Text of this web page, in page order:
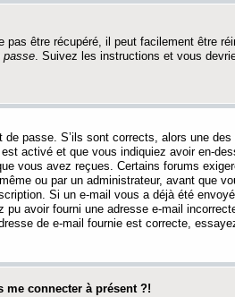
pas être récupéré, il peut facilement être
passe. Suivez les instructions et vous
passe. S’ils sont corrects, alors une
activé et que vous indiquiez avoir en-
vous avez reçues. Certains forums
ou par un administrateur, avant que
Si un e-mail vous a déjà été
avoir fourni une adresse e-mail
de e-mail fournie est correcte,
connecter à présent ?!